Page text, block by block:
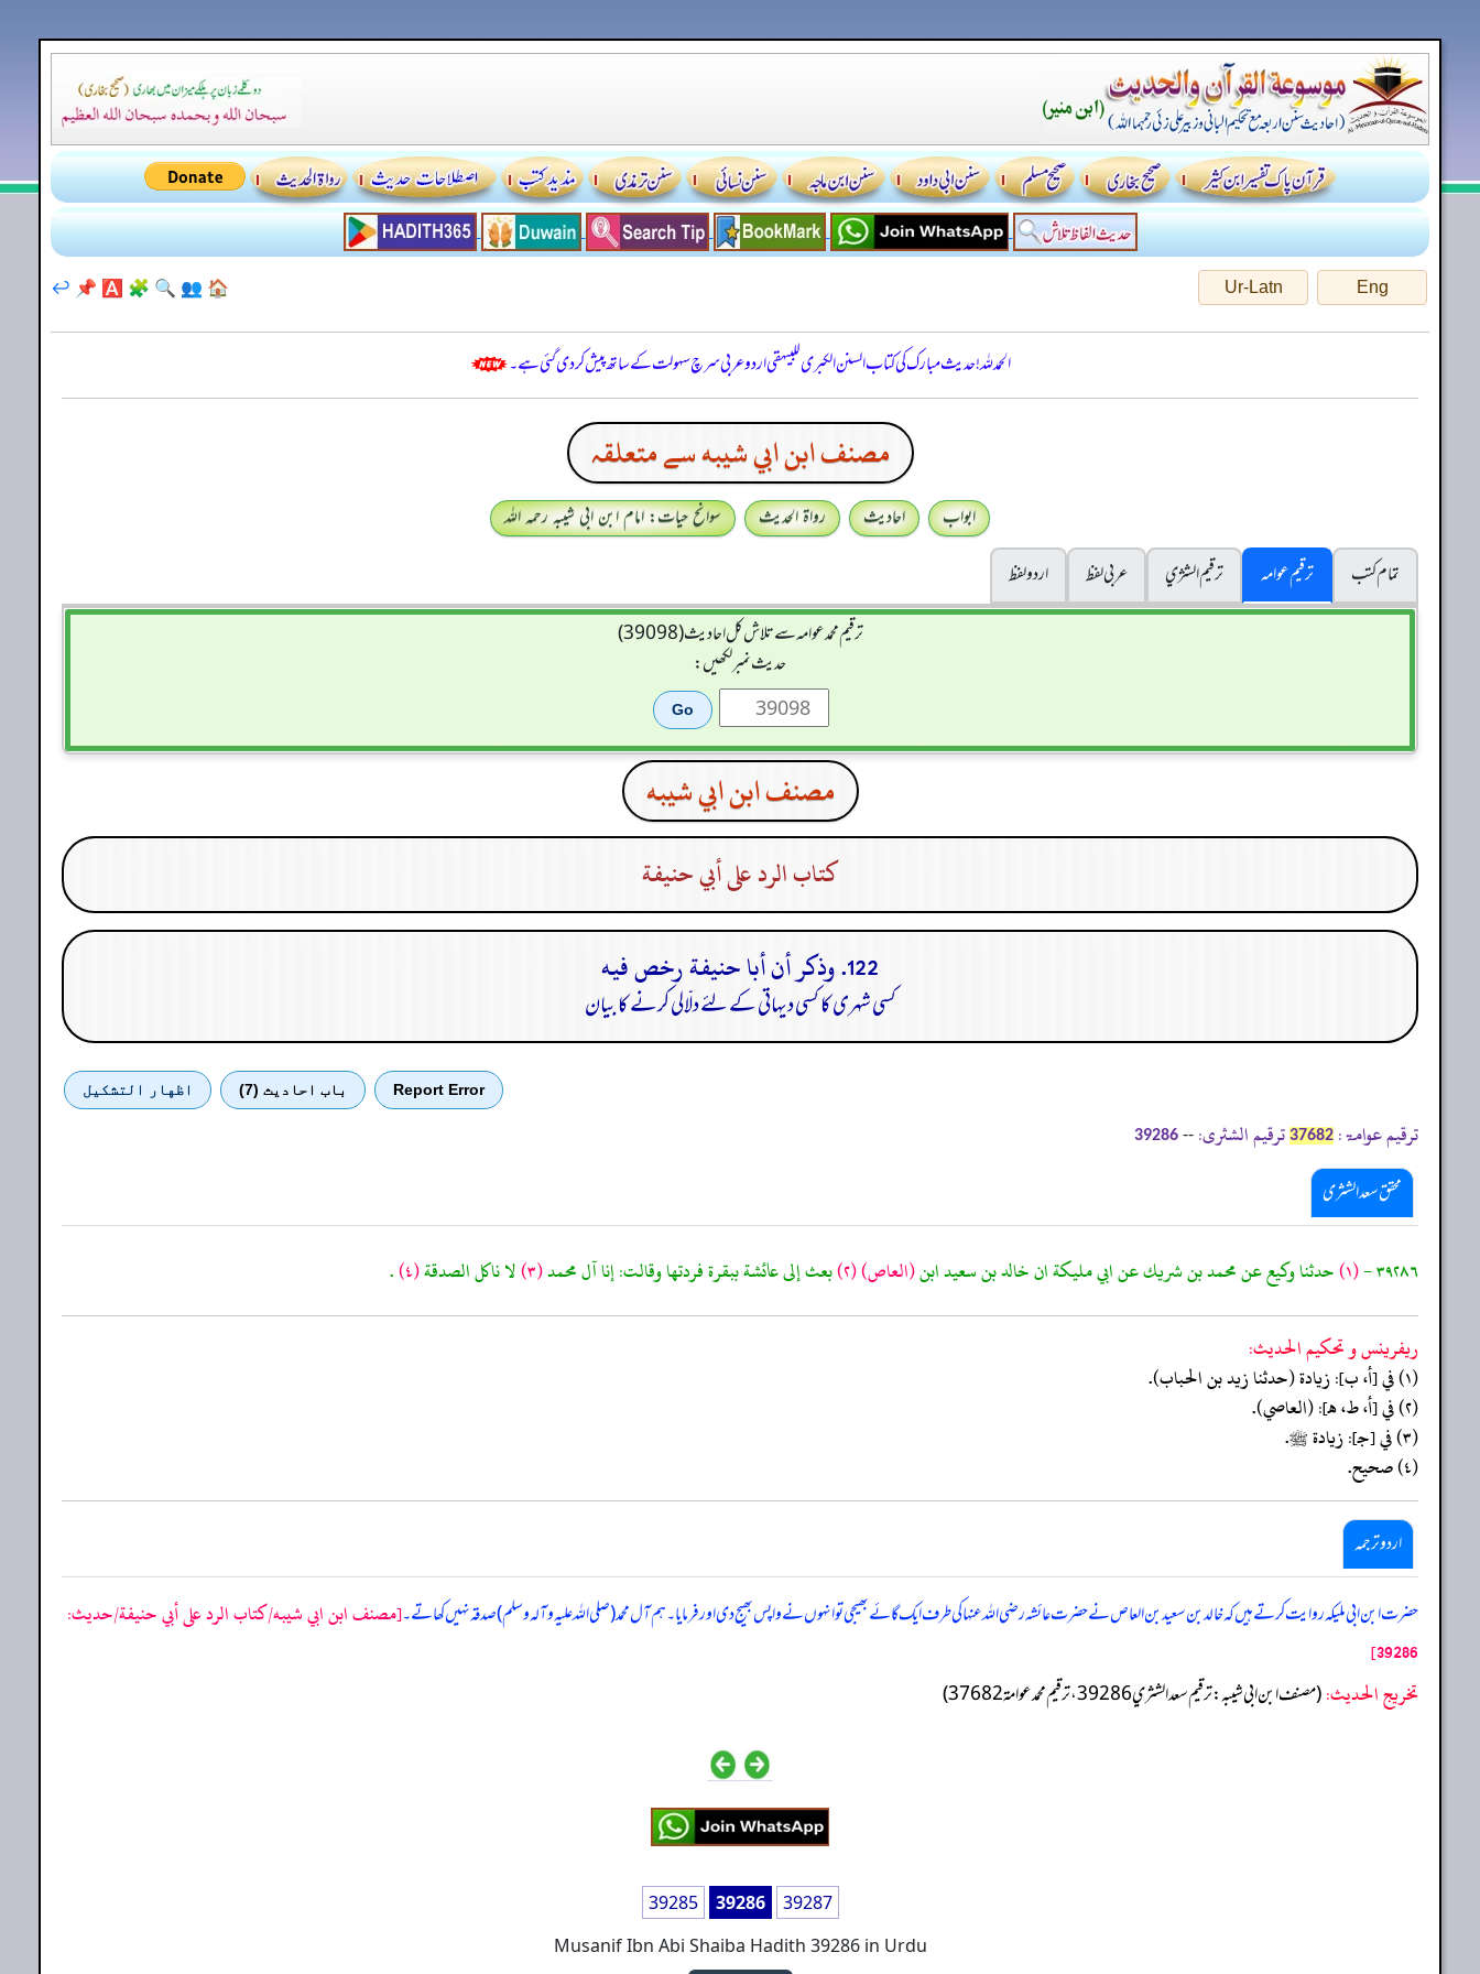
Eng
Ur-Latn
🏠
👥
🔍
🧩
🅰️
📌
↩️
الحمدللہ! حدیث مبارک کی کتاب السنن الكبرى للبيهقي اردو عربی سرچ سہولت کے ساتھ پیش کر دی گئی ہے۔
مصنف ابن ابي شيبه سے متعلقہ
ابواب احادیث رواۃ الحدیث
سوانح حیات: امام ابن ابی شیبہ رحمہ اللہ
تمام کتب
ترقیم عوامہ ترقيم الشژي عربی لفظ
اردو لفظ
ترقیم محمدعوامہ سے تلاش کل احادیث (39098)
حدیث نمبر لکھیں:
مصنف ابن ابي شيبه
كتاب الرد على أبي حنيفة
122. وذكر أن أبا حنيفة رخص فيه
کسی شہری کا کسی دیہاتی کے لئے دلّالی کرنے کا بیان
Report Error باب احادیث (7) اظهار التشكيل
ترقیم عوامۃ: 37682 ترقیم الشثری: --
39286
محقق سعد الشثری
٣٩٢٨٦ - (١) حدثنا وكيع عن محمد بن شريك عن ابي مليكة ان خالد بن سعيد ابن(العاص)(٢) بعث إلى عائشة ببقرة فردتها وقالت: إنا آل محمد(٣) لا ناكل الصدقة(٤) .
ريفرينس و تحكيم الحدیث:
(١) في [أ، ب]: زيادة (حدثنا زيد بن الحباب).
(٢) في [أ، ط، هـ]: (العاصي).
(٣) في [جـ]: زيادة ﷺ.
(٤) صحيح.
اردو ترجمہ
حضرت ابن ابی ملیکہ روایت کرتے ہیں کہ خالد بن سعید بن العاص نے حضرت عائشہ رضی اللہ عنہا کی طرف ایک گائے بھیجی تو انہوں نے واپس بھیج دی اور فرمایا۔ ہم آل محمد (صلی اللہ علیہ وآلہ وسلم) صدقہ نہیں کھاتے۔[مصنف ابن ابي شيبه/كتاب الرد على أبي حنيفة/حدیث:
39286]
تخریج الحدیث:(مصنف ابن ابي شيبه: ترقيم سعد الشثري 39286، ترقيم محمد عوامة 37682)
39285 39286
39287
Musanif Ibn Abi Shaiba Hadith 39286 in Urdu